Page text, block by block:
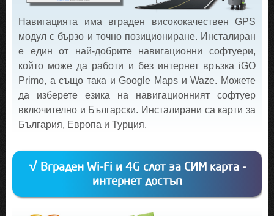
Навигацията има вграден висококачествен GPS
модул с бързо и точно позициониране. Инсталиран
е един от най-добрите навигационни софтуери,
който може да работи и без интернет връзка iGO
Primo, а също така и Google Maps и Waze. Можете
да изберете езика на навигационният софтуер
включително и Български. Инсталирани са карти за
България, Европа и Турция.
√ Вграден Wi-Fi и 4G слот за СИМ карта -
интернет достъп